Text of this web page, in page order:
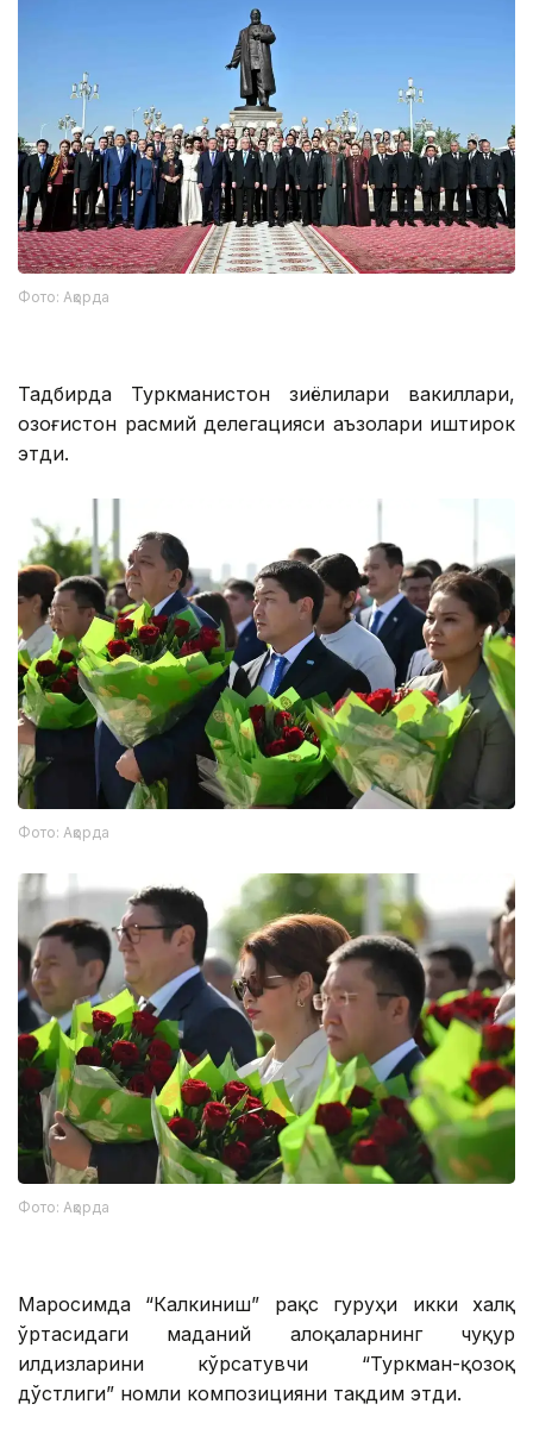
Фото: Ақорда
Тадбирда Туркманистон зиёлилари вакиллари,
Қозоғистон расмий делегацияси аъзолари иштирок
этди.
Фото: Ақорда
Фото: Ақорда
Маросимда “Калкиниш” рақс гуруҳи икки халқ
ўртасидаги маданий алоқаларнинг чуқур
илдизларини кўрсатувчи “Туркман-қозоқ
дўстлиги” номли композицияни тақдим этди.